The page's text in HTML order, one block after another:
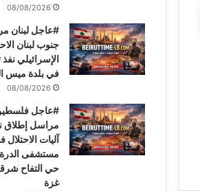
08/08/2026
#عاجل لبنان
جنوب لبنان
الإسرائيلي نفذ
في بلدة ميس
08/08/2026
#عاجل
مراسل إطلاق
آليات
مستشفى
حي التفاح
غزة